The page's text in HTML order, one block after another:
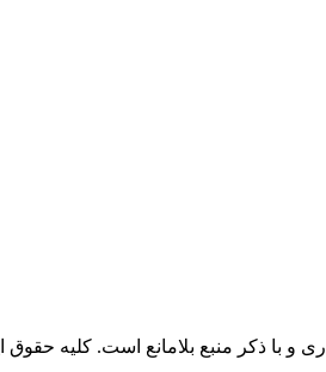
و با ذکر منبع بلامانع است. کليه